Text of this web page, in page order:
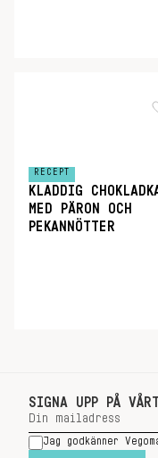
RECEPT
KLADDIG
MED PÄRON OCH
PEKANNÖTTER
SIGNA UPP PÅ
Jag godkänner